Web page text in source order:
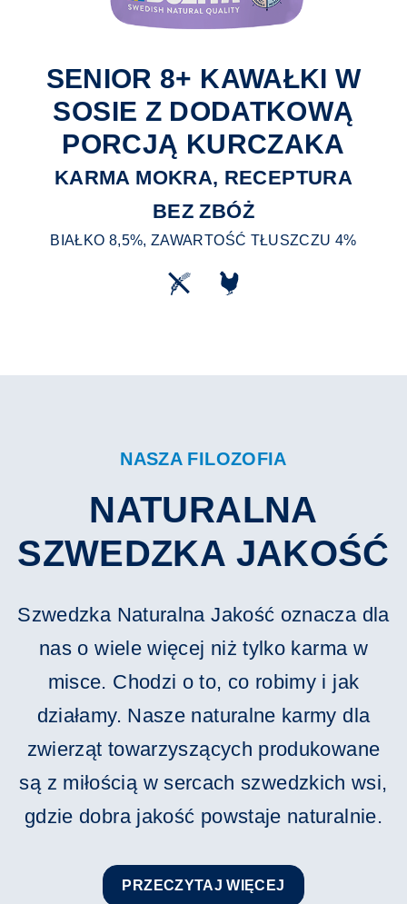
SENIOR 8+ KAWAŁKI W
SOSIE Z DODATKOWĄ
PORCJĄ KURCZAKA
KARMA MOKRA, RECEPTURA
BEZ ZBÓŻ
BIAŁKO 8,5%, ZAWARTOŚĆ TŁUSZCZU 4%
NASZA FILOZOFIA
NATURALNA
SZWEDZKA JAKOŚĆ
Szwedzka Naturalna Jakość oznacza dla
nas o wiele więcej niż tylko karma w
misce. Chodzi o to, co robimy i jak
działamy. Nasze naturalne karmy dla
zwierząt towarzyszących produkowane
są z miłością w sercach szwedzkich wsi,
gdzie dobra jakość powstaje naturalnie.
PRZECZYTAJ WIĘCEJ